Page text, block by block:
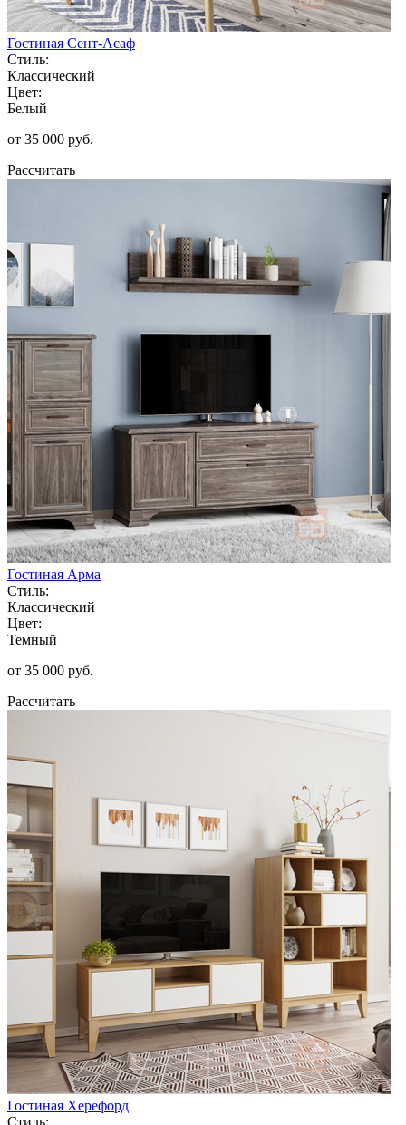
Гостиная Сент-Асаф
Стиль:
Классический
Цвет:
Белый
от 35 000 руб.
Рассчитать
Гостиная Арма
Стиль:
Классический
Цвет:
Темный
от 35 000 руб.
Рассчитать
Гостиная Херефорд
Стиль: